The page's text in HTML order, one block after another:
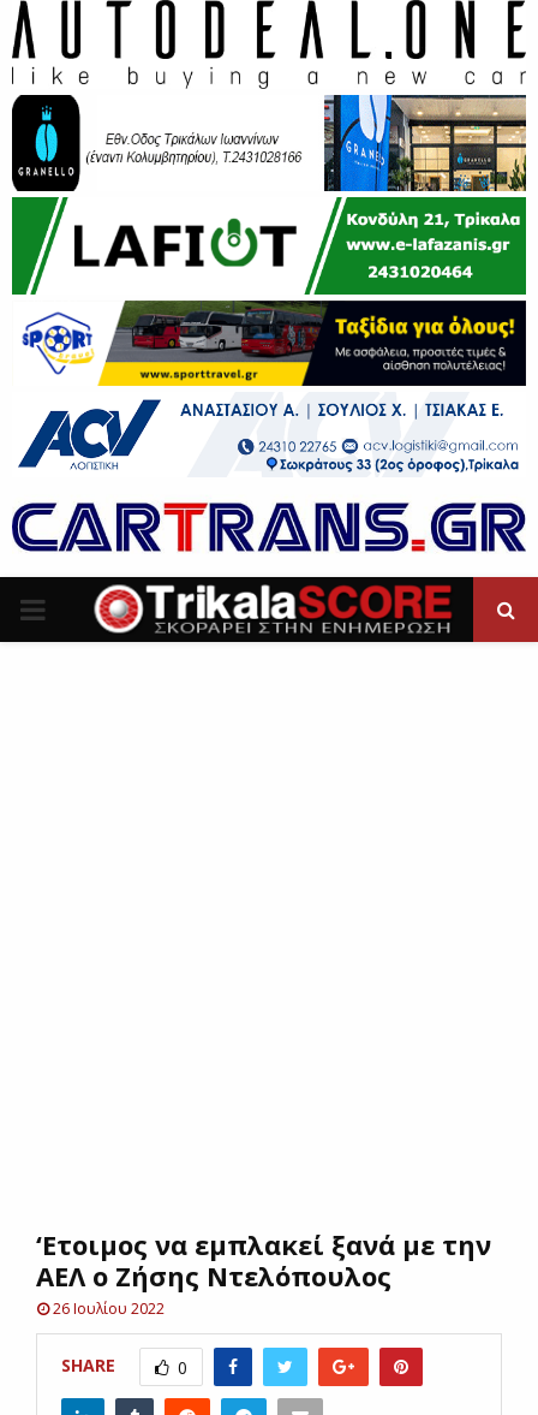
P
‘Ετοιμος να εμπλακεί ξανά με την
ΑΕΛ ο Ζήσης Ντελόπουλος
26 Ιουλίου 2022
SHARE 0